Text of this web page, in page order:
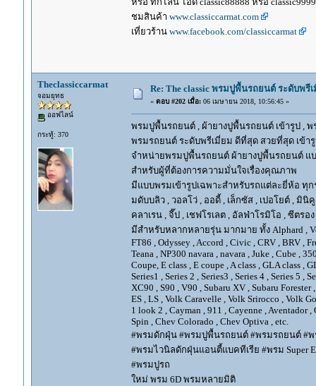
ชมสินค้า www.classiccarmat.com
เที่ยวร้าน www.facebook.com/classiccarmat
Theclassiccarmat
จอมยุทธ
ออฟไลน์
กระทู้: 370
Re: The classic พรมปูพื้นรถยนต์ ระดับพรี
« ตอบ #202 เมื่อ:06 เมษายน 2018, 10:56:45 »
พรมปูพื้นรถยนต์ , ผ้ายางปูพื้นรถยนต์ เข้ารูป , พ
พรมรถยนต์ ระดับพรีเมี่ยม ดีที่สุด สวยที่สุด เข้ารู
จำหน่ายพรมปูพื้นรถยนต์ ผ้ายางปูพื้นรถยนต์ แบบ
สำหรับผู้ที่ต้องการความมั่นใจเรื่องคุณภาพ
มีแบบพรมเข้ารูปเฉพาะสำหรับรถแต่ละยี่ห้อ ทุก
มดับบลิว , วอลโว่ , ออดี้ , เล็กซัส , เปอโยต์ , มินิ
คลาเรน , จี๊ป , เชฟโรเลต , อัลฟ่าโรมิโอ , ซีตร
มีสำหรับหลากหลายรุ่น มากมาย ทั้ง Alphard ,
FT86 , Odyssey , Accord , Civic , CRV , BRV ,
Teana , NP300 navara , navara , Juke , Cube ,
Coupe, E class , E coupe , A class , GLA class ,
Series1 , Series 2 , Series3 , Series 4 , Series 5 ,
XC90 , S90 , V90 , Subaru XV , Subaru
ES , LS , Volk Caravelle , Volk Srirocco , Volk
1 look 2 , Cayman , 911 , Cayenne , Aventador
Spin , Chev Colorado , Chev Optiva , etc.
#พรมดักฝุ่น #พรมปูพื้นรถยนต์ #พรมรถยนต์ #พ
#พรมไวนิลดักฝุ่นแอนตี้แบคทีเรีย #พรม Super
#พรมปูรถ
ใหม่ พรม 6D พรมหลายมิติ